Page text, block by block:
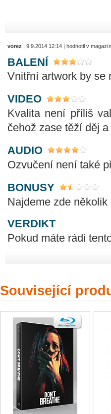
vorez | 9.9.2014 12:14 | hodnotil v
BALENÍ
Vnitřní artwork by se
VIDEO
Kvalita není příliš
čehož zase těží děj
AUDIO
Ozvučení není také
BONUSY
Najdeme zde
VERDIKT
Pokud máte rádi
Související